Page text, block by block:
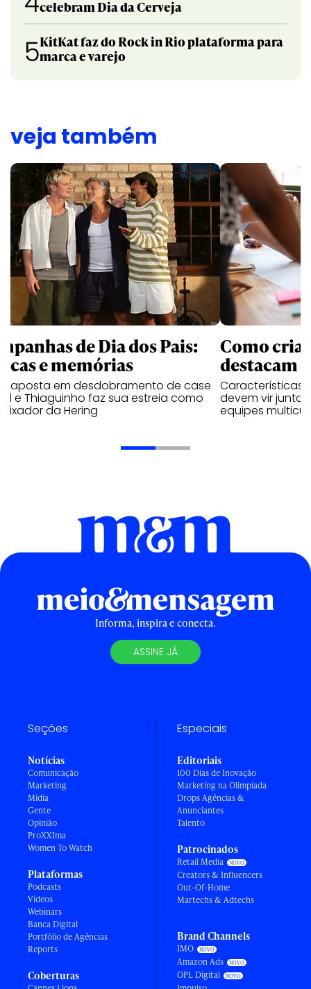
celebram Dia da Cerveja
5KitKat faz do Rock in Rio plataforma para
marca e varejo
veja também
de Dia dos Pais:
e memórias
aposta em desdobramento de case
e Thiaguinho faz sua estreia como
da Hering
Como
destacam
Características
devem vir junto
equipes
Informa, inspira e conecta.
ASSINE JÁ
Seções
Notícias
Comunicação
Marketing
Mídia
Gente
Opinião
ProXXIma
Women To Watch
Plataformas
Podcasts
Vídeos
Webinars
Banca Digital
Portfólio de Agências
Reports
Coberturas
Especiais
Editoriais
100 Dias de Inovação
Marketing na Olimpíada
Drops Agências &
Anunciantes
Talento
Patrocinados
Retail Media
Creators & Influencers
Out-Of-Home
Martechs & Adtechs
Brand Channels
IMO
Amazon Ads
OPL Digital